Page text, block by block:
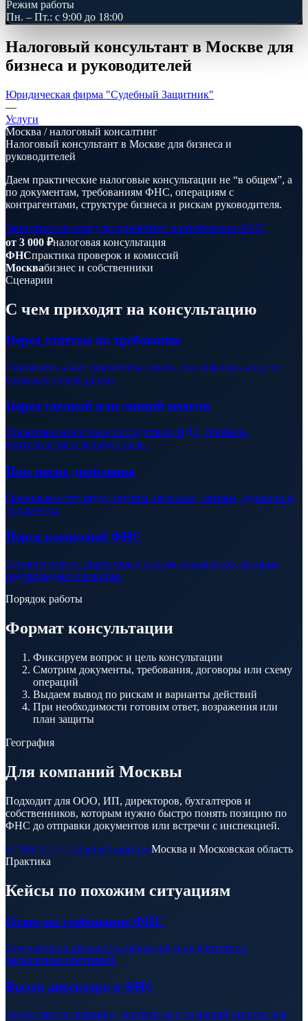
Режим работы
Пн. – Пт.: с 9:00 до 18:00
Налоговый консультант в Москве для
бизнеса и руководителей
Юридическая фирма "Судебный Защитник"
—
Услуги
Москва / налоговый консалтинг
Налоговый консультант в Москве для бизнеса и
руководителей
Даем практические налоговые консультации не “в общем”, а
по документам, требованиям ФНС, операциям с
контрагентами, структуре бизнеса и рискам руководителя.
Записаться на консультациюОтвет на требование ФНС
от 3 000 ₽налоговая консультация
ФНСпрактика проверок и комиссий
Москвабизнес и собственники
Сценарии
С чем приходят на консультацию
Перед ответом на требование
Понимаем, какие документы давать, что пояснять и где не
создавать новые риски.
Перед сделкой или сменой модели
Проверяем налоговые последствия, НДС, прибыль,
контрагентов и деловую цель.
При риске дробления
Оцениваем структуру группы, персонал, активы, функции и
документы.
Перед комиссией ФНС
Готовим ответы директора и список документов, которые
подтверждают позицию.
Порядок работы
Формат консультации
Фиксируем вопрос и цель консультации
Смотрим документы, требования, договоры или схему
операций
Выдаем вывод по рискам и варианты действий
При необходимости готовим ответ, возражения или
план защиты
География
Для компаний Москвы
Подходит для ООО, ИП, директоров, бухгалтеров и
собственников, которым нужно быстро понять позицию по
ФНС до отправки документов или встречи с инспекцией.
+7 996 517-71-23info@sudrf.proМосква и Московская область
Практика
Кейсы по похожим ситуациям
Ответ на требование ФНС
Подтвердили реальность операций и не допустили
расширения претензий.
Вызов директора в ФНС
Подготовили позицию, документы и сценарий ответов для